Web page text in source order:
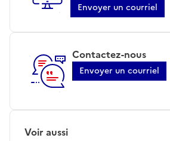
Envoyer un courriel
Contactez-nous
Envoyer un courriel
Voir aussi